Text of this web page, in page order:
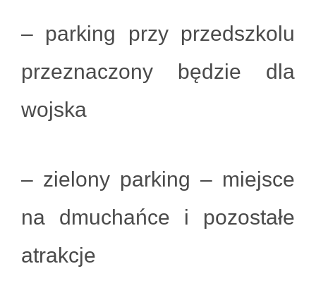
– parking przy przedszkolu
przeznaczony będzie dla
wojska
– zielony parking – miejsce
na dmuchańce i pozostałe
atrakcje